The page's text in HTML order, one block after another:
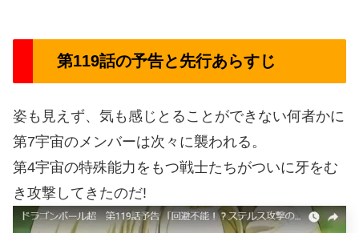
第119話の予告と先行あらすじ
姿も見えず、気も感じとることができない何者かに
第7宇宙のメンバーは次々に襲われる。
第4宇宙の特殊能力をもつ戦士たちがついに牙をむ
き攻撃してきたのだ!